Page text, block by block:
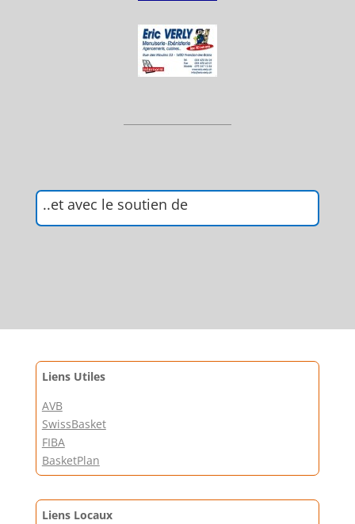
..et avec le soutien de
Liens Utiles
AVB
SwissBasket
FIBA
BasketPlan
Liens Locaux